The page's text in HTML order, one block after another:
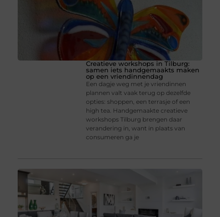
Creatieve workshops in Tilburg:
samen iets handgemaakts maken
op een vriendinnendag
Een dagje weg met je vriendinnen
plannen valt vaak terug op dezelfde
opties: shoppen, een terrasje of een
high tea. Handgemaakte creatieve
workshops Tilburg brengen daar
verandering in, want in plaats van
consumeren ga je